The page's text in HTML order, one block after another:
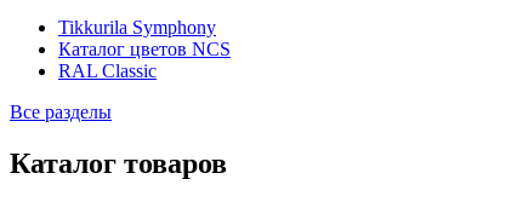
Tikkurila Symphony
Каталог цветов NCS
RAL Classic
Все разделы
Каталог товаров